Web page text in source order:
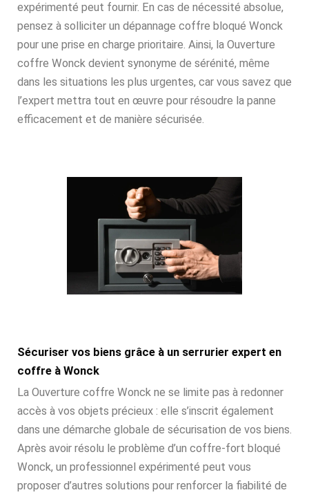
expérimenté peut fournir. En cas de nécessité absolue,
pensez à solliciter un dépannage coffre bloqué Wonck
pour une prise en charge prioritaire. Ainsi, la Ouverture
coffre Wonck devient synonyme de sérénité, même
dans les situations les plus urgentes, car vous savez que
l’expert mettra tout en œuvre pour résoudre la panne
efficacement et de manière sécurisée.
Sécuriser vos biens grâce à un serrurier expert en
coffre à Wonck
La Ouverture coffre Wonck ne se limite pas à redonner
accès à vos objets précieux : elle s’inscrit également
dans une démarche globale de sécurisation de vos biens.
Après avoir résolu le problème d’un coffre-fort bloqué
Wonck, un professionnel expérimenté peut vous
proposer d’autres solutions pour renforcer la fiabilité de